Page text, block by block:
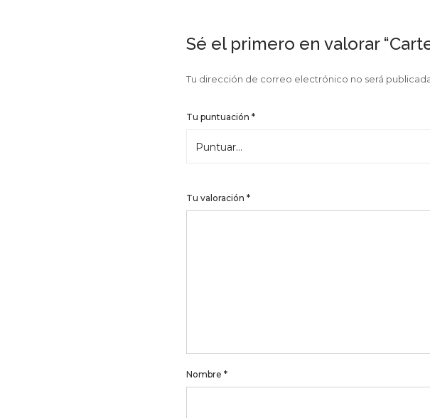
Sé el primero en valorar
Tu dirección de correo electrónico no será
Tu puntuación *
Tu valoración *
Nombre *